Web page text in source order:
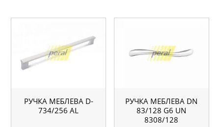
РУЧКА МЕБЛЕВА D-
734/256 AL
РУЧКА МЕБЛЕВА DN
83/128 G6 UN
8308/128